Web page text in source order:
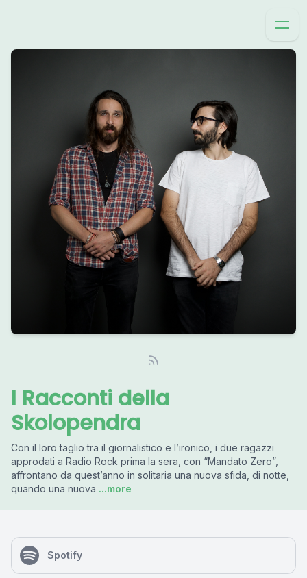
I Racconti della
Skolopendra
Con il loro taglio tra il giornalistico e l’ironico, i due ragazzi
approdati a Radio Rock prima la sera, con “Mandato Zero”,
affrontano da quest’anno in solitaria una nuova sfida, di notte,
quando una nuova ...more
Spotify